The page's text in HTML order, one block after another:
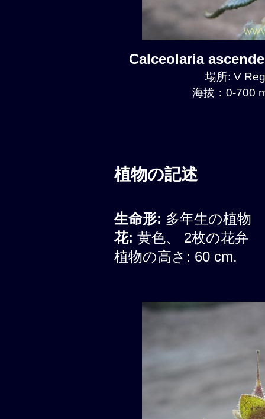
Calceolaria
場所: V
海拔：0-700
植物の記述
生命形: 多年生の植物
花: 黄色、 2枚の花弁
植物の高さ: 60 cm.